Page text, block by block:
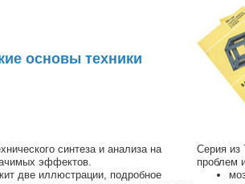
основы техники
синтеза и анализа на
эффектов.
две иллюстрации, подробное
Серия из
проблем